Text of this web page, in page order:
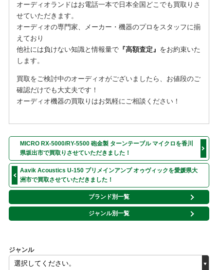
ジャンル
オーディオランドはお電話一本で日本全国どこでも買取りさ
せていただきます。
オーディオの専門家、メーカー・機器のプロをスタッフに揃
えており
他社には負けない知識と情報量で『高額査定』 をお約束いた
します。
買取をご検討中のオーディオがございましたら、お値段のご
確認だけでも大丈夫です！
オーディオ機器の買取りはお気軽にご相談ください！
MICRO RX-5000/RY-5500 砲金製 ターンテーブル マイクロを香川
県坂出市で買取りさせていただきました！
Aavik Acoustics U-150 プリメインアンプ オゥヴィックを愛媛県大
洲市で買取させていただきました！
ブランド別一覧
ジャンル別一覧